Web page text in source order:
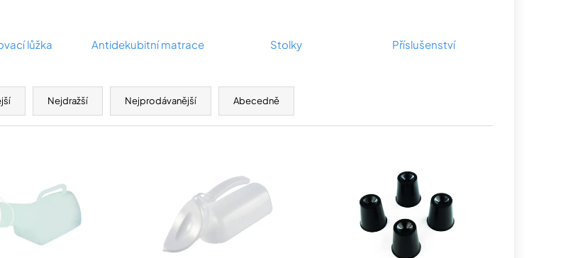
lůžka Antidekubitní matrace Stolky Příslušenství
Nejdražší Nejprodávanější Abecedně